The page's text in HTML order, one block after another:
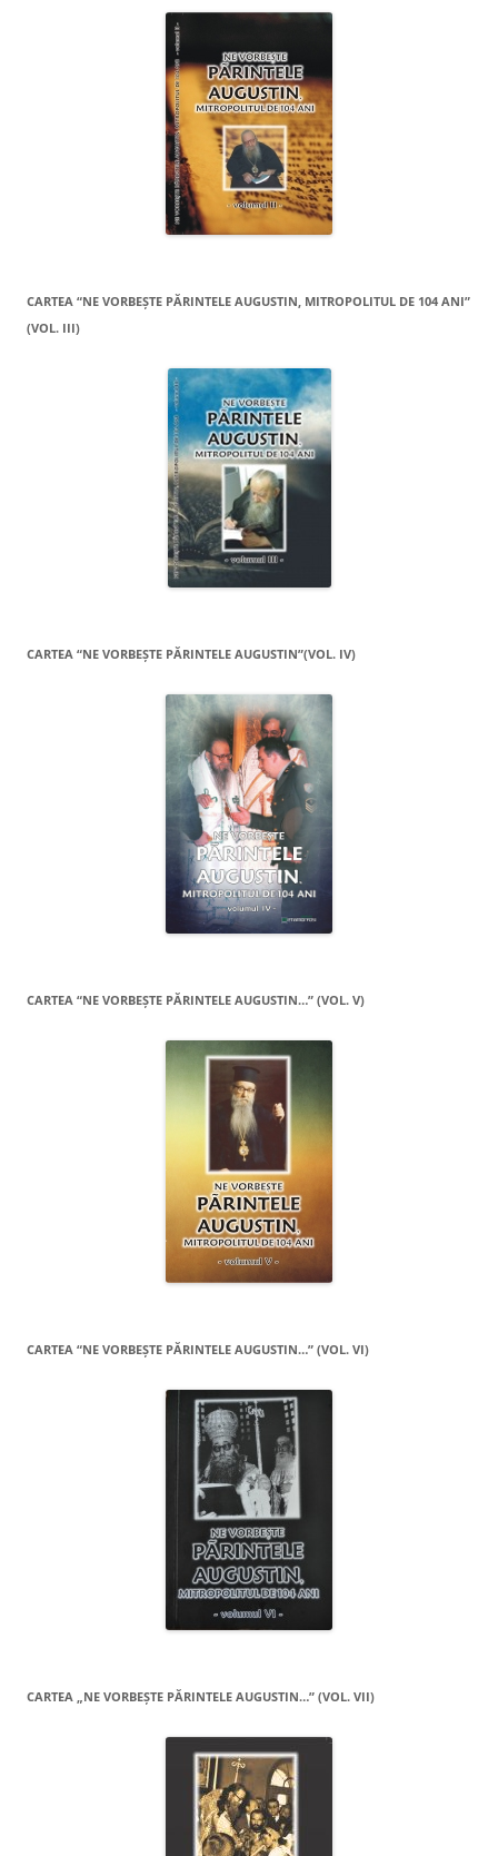
CARTEA “NE VORBEŞTE PĂRINTELE AUGUSTIN, MITROPOLITUL DE 104 ANI”
(VOL. III)
CARTEA “NE VORBEŞTE PĂRINTELE AUGUSTIN”(VOL. IV)
CARTEA “NE VORBEŞTE PĂRINTELE AUGUSTIN…” (VOL. V)
CARTEA “NE VORBEŞTE PĂRINTELE AUGUSTIN…” (VOL. VI)
CARTEA „NE VORBEŞTE PĂRINTELE AUGUSTIN…” (VOL. VII)